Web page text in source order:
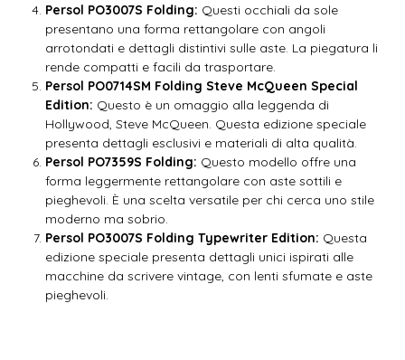
Persol PO3007S Folding: Questi occhiali da sole
presentano una forma rettangolare con angoli
arrotondati e dettagli distintivi sulle aste. La piegatura li
rende compatti e facili da trasportare.
Persol PO0714SM Folding Steve McQueen Special
Edition: Questo è un omaggio alla leggenda di
Hollywood, Steve McQueen. Questa edizione speciale
presenta dettagli esclusivi e materiali di alta qualità.
Persol PO7359S Folding: Questo modello offre una
forma leggermente rettangolare con aste sottili e
pieghevoli. È una scelta versatile per chi cerca uno stile
moderno ma sobrio.
Persol PO3007S Folding Typewriter Edition: Questa
edizione speciale presenta dettagli unici ispirati alle
macchine da scrivere vintage, con lenti sfumate e aste
pieghevoli.